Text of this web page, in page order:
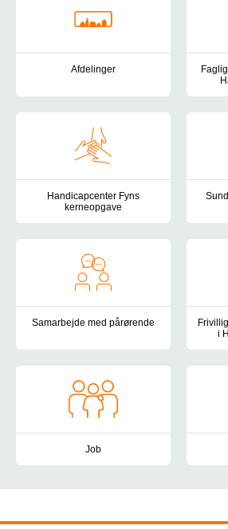
Afdelinger
Her finder du en oversigt over
Handicapcenter Fyns
kerneopgave
Samarbejde med pårørende
I Handicapcenter Fyn lægger vi vægt
i
Job